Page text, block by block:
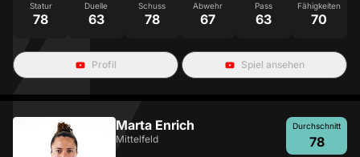
Statur
78
Duelle
63
Schuss
78
Abwehr
67
Pass
63
Fähigkeiten
70
Profil Spiel ansehen
Marta Enrich
Mittelfeld
Durchschnitt
78